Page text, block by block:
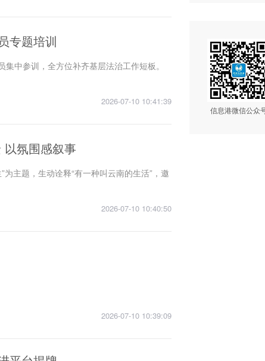
专题培训
中参训，全方位补齐基层法治工作短板。
2026-07-10 10:41:39
以氛围感叙事
主题，生动诠释“有一种叫云南的生活”，邀
2026-07-10 10:40:50
2026-07-10 10:39:09
信息港微信公众